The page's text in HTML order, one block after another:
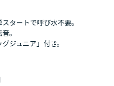
タートで呼び水不要。
。
ジュニア」付き。